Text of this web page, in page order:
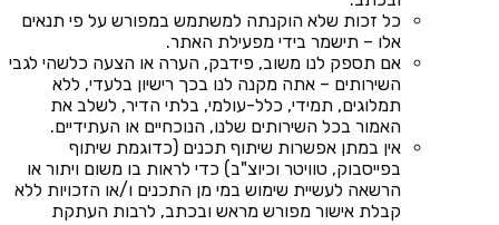
כל זכות שלא הוקנתה למשתמש במפורש על פי תנאים
אלו – תישמר בידי מפעילת האתר.
אם תספק לנו משוב, פידבק, הערה או הצעה כלשהי לגבי
השירותים – אתה מקנה לנו בכך רישיון בלעדי, ללא
תמלוגים, תמידי, כלל-עולמי, בלתי הדיר, לשלב את
האמור בכל השירותים שלנו, הנוכחיים או העתידיים.
אין במתן אפשרות שיתוף תכנים (כדוגמת שיתוף
בפייסבוק, טוויטר וכיוצ"ב) כדי לראות בו משום ויתור או
הרשאה לעשיית שימוש במי מן התכנים ו/או הזכויות ללא
קבלת אישור מפורש מראש ובכתב, לרבות העתקת